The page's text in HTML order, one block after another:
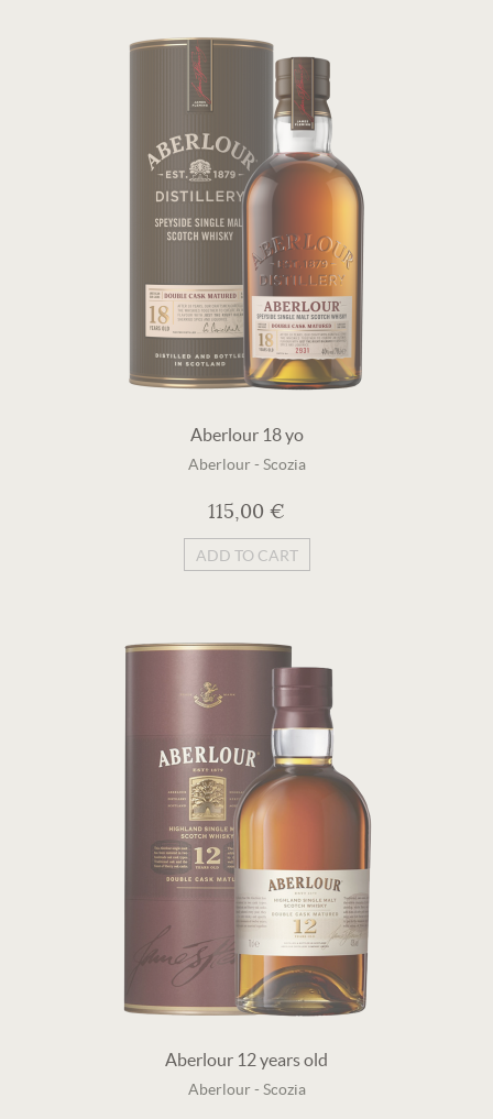
Aberlour 18 yo
Aberlour - Scozia
115,00 €
ADD TO CART
Aberlour 12 years old
Aberlour - Scozia